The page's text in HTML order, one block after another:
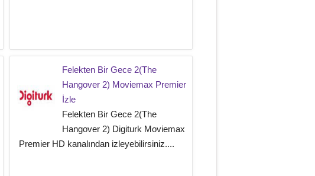
Felekten Bir Gece 2(The
Hangover 2) Moviemax Premier
İzle
Felekten Bir Gece 2(The
Hangover 2) Digiturk Moviemax
Premier HD kanalından izleyebilirsiniz....